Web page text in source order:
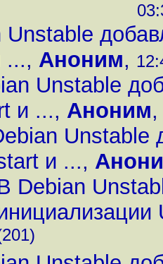
..., Аноним,
Unstable
и ..., Аноним
Unstable
и ...,
Debian